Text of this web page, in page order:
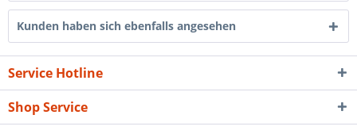
Kunden haben sich ebenfalls angesehen
Service Hotline
Shop Service